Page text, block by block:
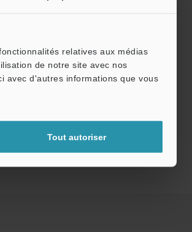
relatives aux médias
de notre site avec nos
avec d'autres informations que vous
Tout autoriser